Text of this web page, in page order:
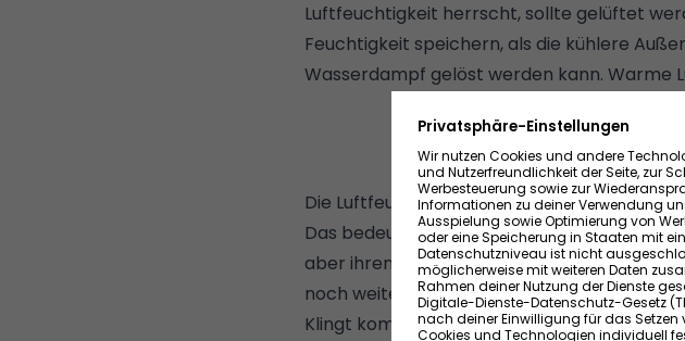
Luftfeuchtigkeit herrscht, sollte gelüftet
Feuchtigkeit speichern, als die kühlere
Wasserdampf gelöst werden kann. Warme
Die Luftfeuchtigkeit sinkt bei steigender
Das bedeutet im Umkehrschluss: Die
aber ihren absoluten Wassergehalt. Dieser
noch weiteren Wasserdampf aufnehmen,
Klingt kompliziert?